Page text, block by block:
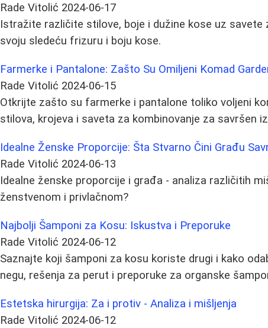
Rade Vitolić 2024-06-17
Istražite različite stilove, boje i dužine kose uz savete
svoju sledeću frizuru i boju kose.
Farmerke i Pantalone: Zašto Su Omiljeni Komad
Rade Vitolić 2024-06-15
Otkrijte zašto su farmerke i pantalone toliko voljeni
stilova, krojeva i saveta za kombinovanje za savršen
Idealne Ženske Proporcije: Šta Stvarno Čini Građu
Rade Vitolić 2024-06-13
Idealne ženske proporcije i građa - analiza različitih
ženstvenom i privlačnom?
Najbolji Šamponi za Kosu: Iskustva i Preporuke
Rade Vitolić 2024-06-12
Saznajte koji šamponi za kosu koriste drugi i kako
negu, rešenja za perut i preporuke za organske
Estetska hirurgija: Za i protiv - Analiza i mišljenja
Rade Vitolić 2024-06-12